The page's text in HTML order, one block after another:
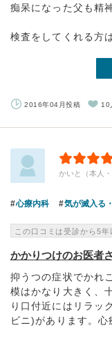
痴呆になった父も精
検査をしてくれる方
2016年04月投稿 10
かいと（本人
心療内科 気が滅入る
この口コミは受診から5年
かかりつけのお医者
抑うつの症状でかれ
模はかなり大きく、
り口付近にはリラッ
ビニ)があります。心